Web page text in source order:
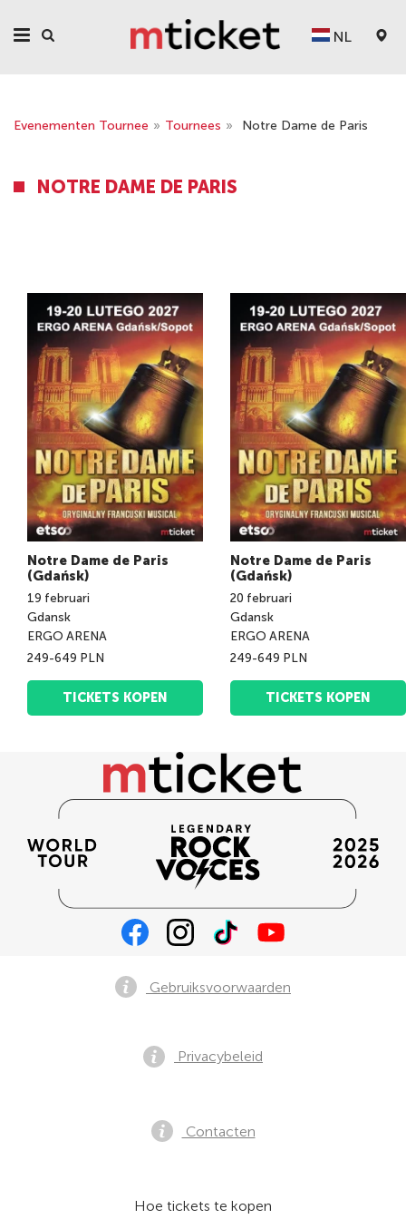
NL
Evenementen Tournee » Tournees » Notre Dame de Paris
NOTRE DAME DE PARIS
Notre Dame de Paris
(Gdańsk)
19 februari
Gdansk
ERGO ARENA
249-649 PLN
TICKETS KOPEN
Notre Dame de Paris
(Gdańsk)
20 februari
Gdansk
ERGO ARENA
249-649 PLN
TICKETS KOPEN
Gebruiksvoorwaarden
Privacybeleid
Contacten
Hoe tickets te kopen